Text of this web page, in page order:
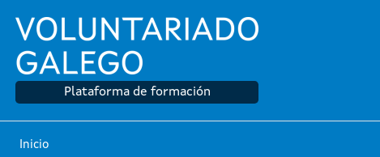
Plataforma de formación
Inicio